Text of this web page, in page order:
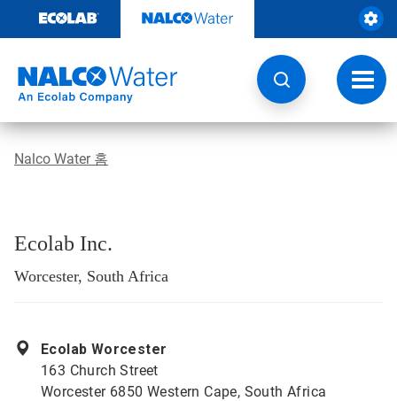
츠
기
토
글
내
비
Nalco Water 홈
Ecolab Inc.
Worcester, South Africa
Ecolab Worcester
163 Church Street
Worcester 6850 Western Cape, South Africa